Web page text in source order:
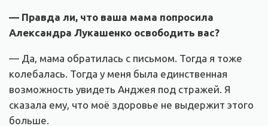
— Правда ли, что ваша мама попросила
Александра Лукашенко освободить вас?
— Да, мама обратилась с письмом. Тогда я тоже
колебалась. Тогда у меня была единственная
возможность увидеть Анджея под стражей. Я
сказала ему, что моё здоровье не выдержит этого
больше.